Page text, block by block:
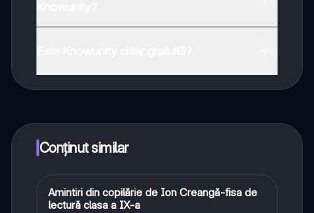
Conținut similar
ALimba și literatura română
Amintiri din copilărie de Ion Creangă-fisa de
lectură clasa a IX-a